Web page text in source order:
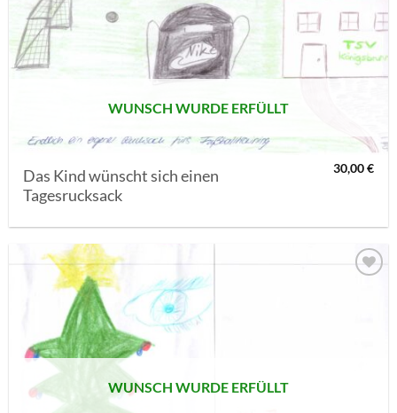
AUF MEINE
MERKLISTE
SETZEN
WUNSCH WURDE ERFÜLLT
Das Kind wünscht sich einen
Tagesrucksack
30,00€
WUNSCH WURDE ERFÜLLT